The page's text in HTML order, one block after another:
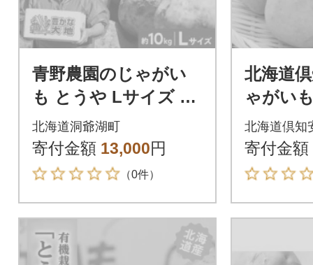
青野農園のじゃがい
も とうや Lサイズ 約
10kg 【2024年10月初
旬～12月中旬までの
お届け】
北海道洞爺湖町
寄付金額 13,000円
（0件）
北海道
ゃがい
サイズ
産地直送
北海道倶知
寄付金額